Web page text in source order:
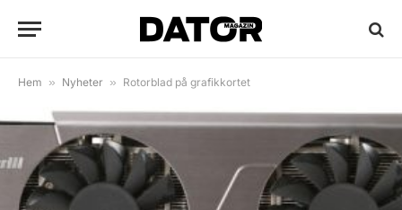
Hem » Nyheter » Rotorblad på grafikkortet